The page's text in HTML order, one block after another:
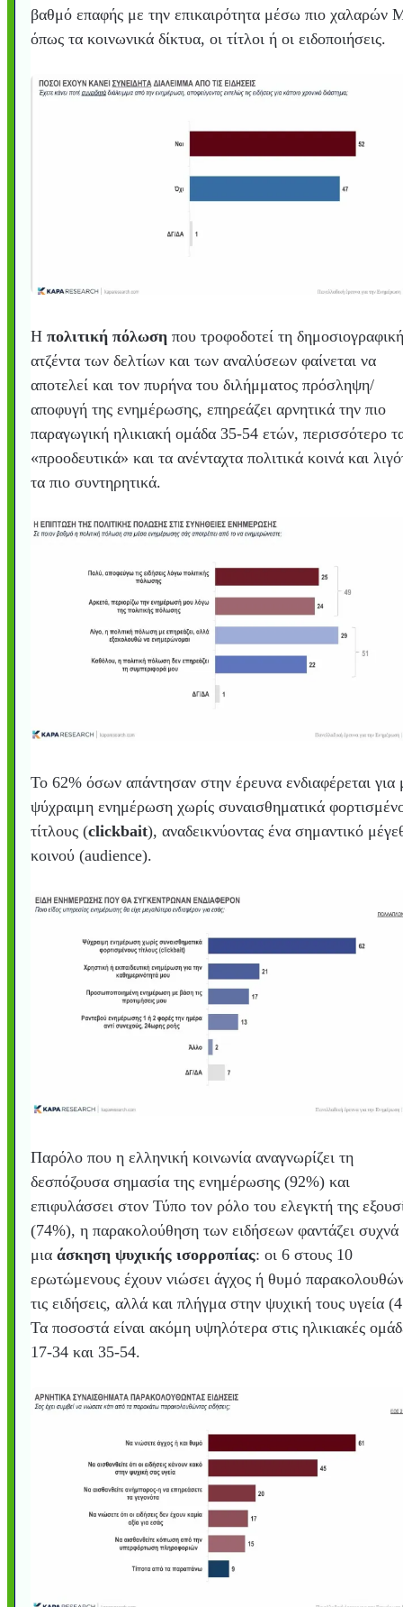
βαθμό επαφής με την επικαιρότητα μέσω πιο
όπως τα κοινωνικά δίκτυα, οι τίτλοι ή οι ειδοποιήσεις.
Η πολιτική πόλωση που τροφοδοτεί τη δημοσιογραφική
ατζέντα των δελτίων και των αναλύσεων φαίνεται να
αποτελεί και τον πυρήνα του διλήμματος πρόσληψη/
αποφυγή της ενημέρωσης, επηρεάζει αρνητικά την πιο
παραγωγική ηλικιακή ομάδα 35-54 ετών, περισσότερο
«προοδευτικά» και τα ανένταχτα πολιτικά κοινά και
τα πιο συντηρητικά.
Το 62% όσων απάντησαν στην έρευνα ενδιαφέρεται για
ψύχραιμη ενημέρωση χωρίς συναισθηματικά
τίτλους (clickbait), αναδεικνύοντας ένα σημαντικό
κοινού (audience).
Παρόλο που η ελληνική κοινωνία αναγνωρίζει τη
δεσπόζουσα σημασία της ενημέρωσης (92%) και
επιφυλάσσει στον Τύπο τον ρόλο του ελεγκτή της
(74%), η παρακολούθηση των ειδήσεων φαντάζει συχνά
μια άσκηση ψυχικής ισορροπίας: οι 6 στους 10
ερωτώμενους έχουν νιώσει άγχος ή θυμό
τις ειδήσεις, αλλά και πλήγμα στην ψυχική τους υγεία
Τα ποσοστά είναι ακόμη υψηλότερα στις ηλικιακές
17-34 και 35-54.